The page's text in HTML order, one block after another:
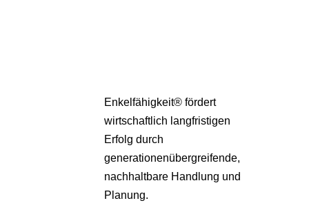
Enkelfähigkeit® fördert
wirtschaftlich langfristigen
Erfolg durch
generationenübergreifende,
nachhaltbare Handlung und
Planung.